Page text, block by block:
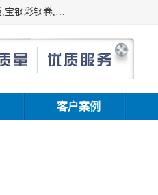
上海志辰实业有限公司主要经销:上海宝钢彩钢卷（宝钢总厂）台湾氟碳彩钢板,烨辉彩钢板,宝钢彩钢板,宝钢彩涂板,宝钢彩钢卷,马钢彩钢板,马钢彩钢卷,镀铝锌钢板,PVDF彩钢板,台湾烨辉彩钢板,高耐候彩钢板,硅改性彩钢板,规格齐全。
客户案例